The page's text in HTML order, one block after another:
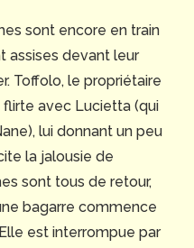
sont encore en train
assises devant leur
Toffolo, le propriétaire
flirte avec Lucietta (qui
lui donnant un peu
la jalousie de
sont tous de retour,
bagarre commence
est interrompue par